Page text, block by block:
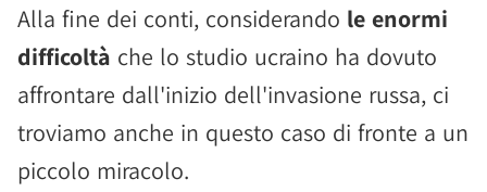
Alla fine dei conti, considerando le enormi
difficoltà che lo studio ucraino ha dovuto
affrontare dall'inizio dell'invasione russa, ci
troviamo anche in questo caso di fronte a un
piccolo miracolo.